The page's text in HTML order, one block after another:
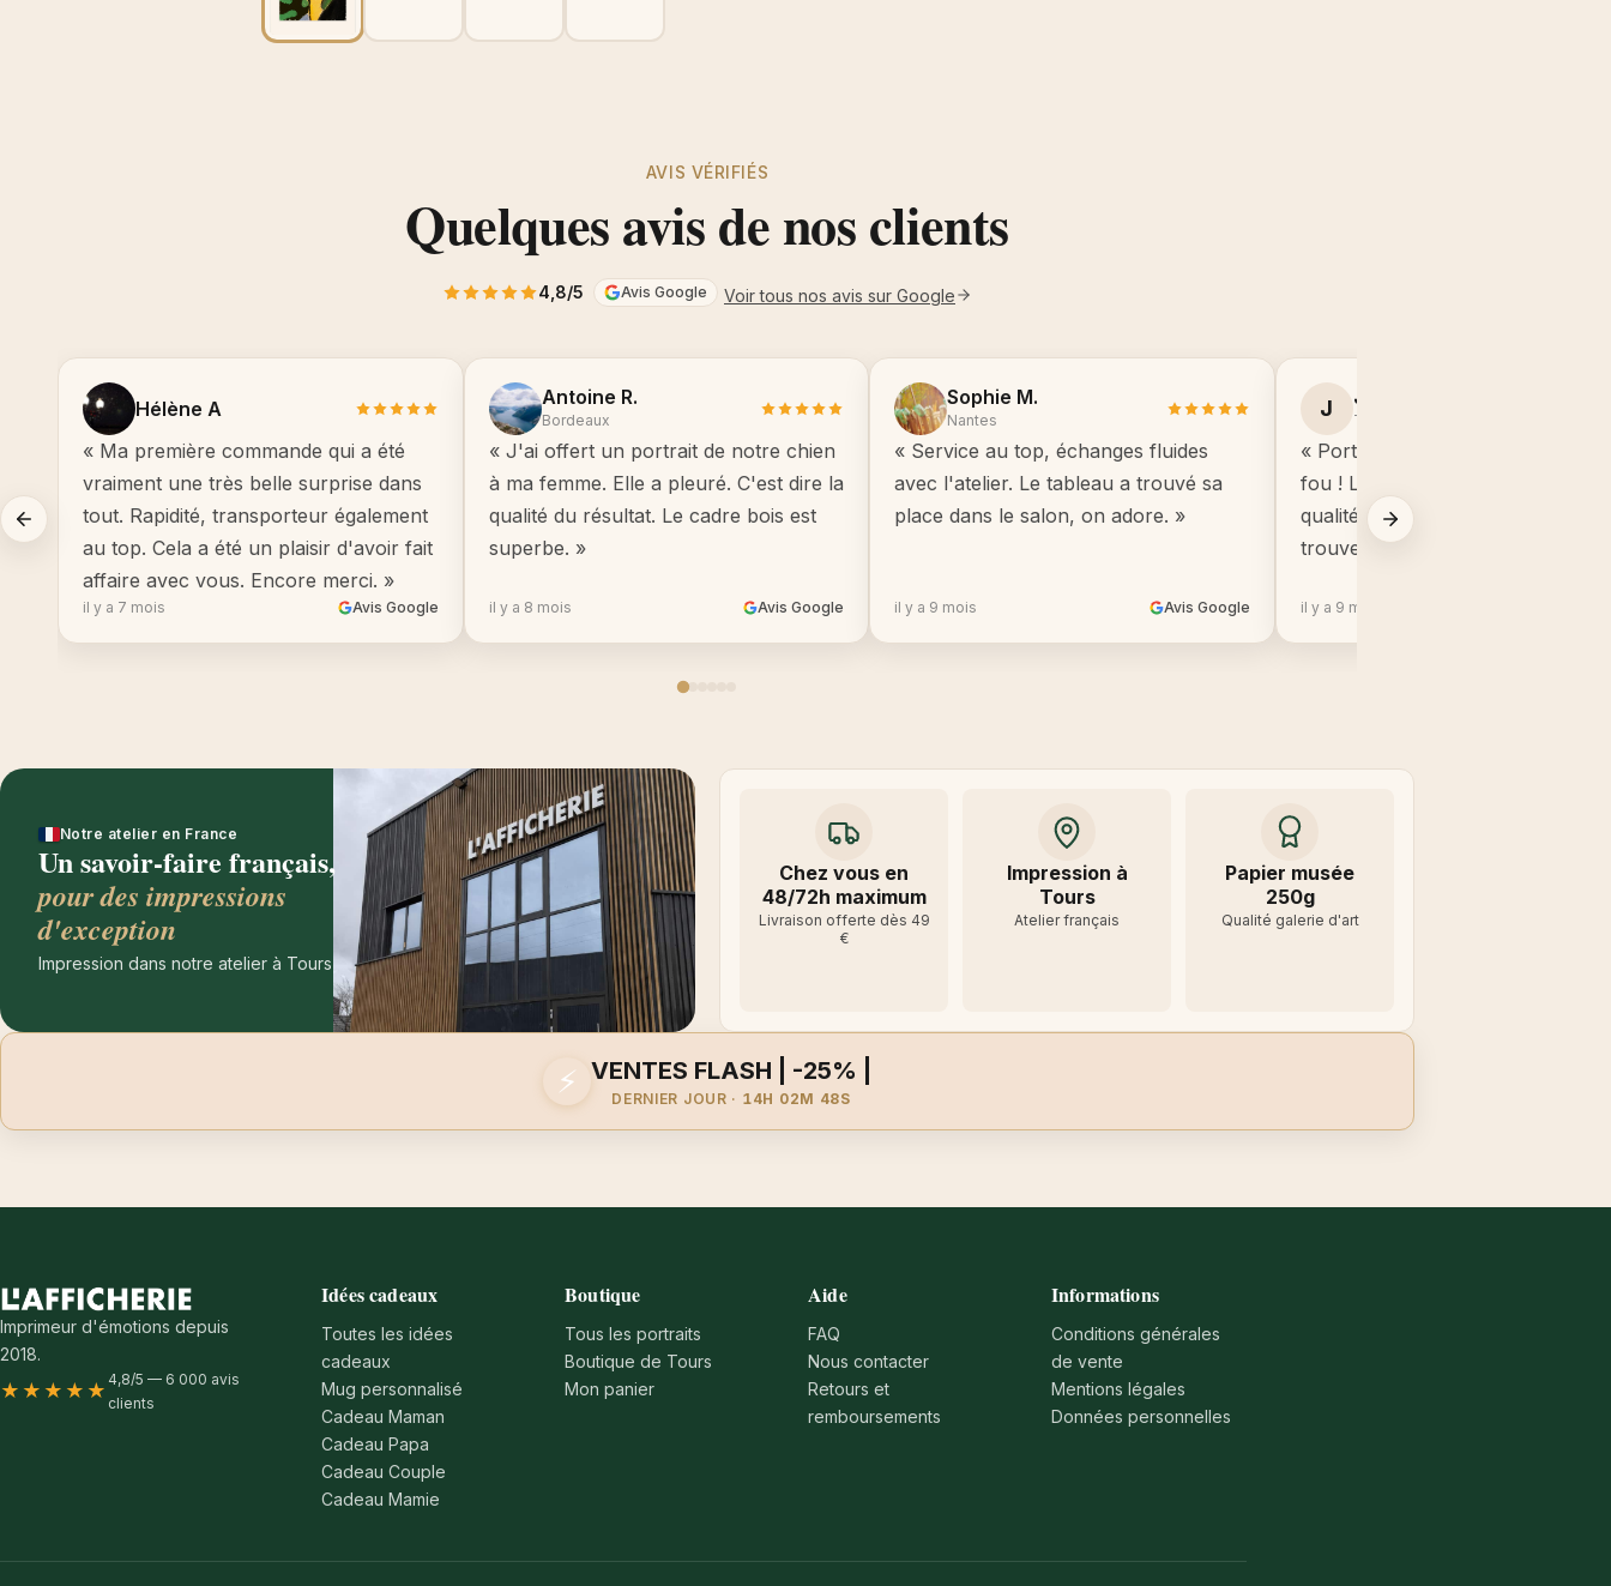
AVIS VÉRIFIÉS
Quelques avis de nos clients
4,8/5 Avis Google Voir tous nos avis sur Google
Hélène A
« Ma première commande qui a été
vraiment une très belle surprise dans
tout. Rapidité, transporteur également
au top. Cela a été un plaisir d'avoir fait
affaire avec vous. Encore merci. »
il y a 7 mois Avis Google
Antoine R.
Bordeaux
« J'ai offert un portrait de notre chien
à ma femme. Elle a pleuré. C'est dire la
qualité du résultat. Le cadre bois est
superbe. »
il y a 8 mois Avis Google
Sophie M.
Nantes
« Service au top, échanges fluides
avec l'atelier. Le tableau a trouvé sa
place dans le salon, on adore. »
il y a 9 mois Avis Google
J Julie B.
Toulouse
« Portrait manga de mon fils, il
fou ! Le cadre est de très bonne
qualité, beaucoup mieux que ce
trouve en grande surface. »
il y a 9 mois
Notre atelier en France
Un savoir-faire français,
pour des impressions
d'exception
Impression dans notre atelier à Tours
Chez vous en
48/72h maximum
Livraison offerte dès 49
€
Impression à
Tours
Atelier français
Papier musée
250g
Qualité galerie d'art
⚡ VENTES FLASH | -25% |
DERNIER JOUR · 14H 02M 48S
Imprimeur d'émotions depuis
2018.
★★★★★ 4,8/5 — 6 000 avis
clients
Idées cadeaux
Toutes les idées
cadeaux
Mug personnalisé
Cadeau Maman
Cadeau Papa
Cadeau Couple
Cadeau Mamie
Boutique
Tous les portraits
Boutique de Tours
Mon panier
Aide
FAQ
Nous contacter
Retours et
remboursements
Informations
Conditions générales
de vente
Mentions légales
Données personnelles